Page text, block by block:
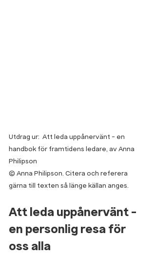
Utdrag ur:  Att leda uppånervänt - en
handbok för framtidens ledare, av Anna
Philipson
© Anna Philipson. Citera och referera
gärna till texten så länge källan anges.
Att leda uppånervänt -
en personlig resa för
oss alla